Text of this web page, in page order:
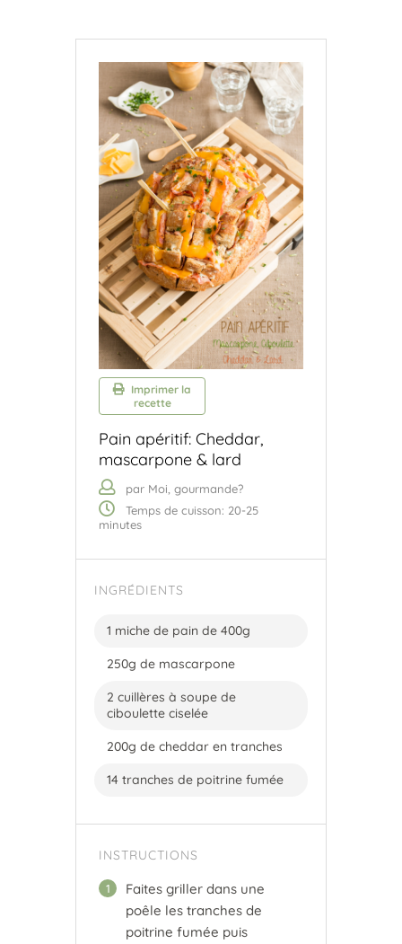
Imprimer la
recette
Pain apéritif: Cheddar,
mascarpone & lard
par Moi, gourmande?
Temps de cuisson: 20-25
minutes
INGRÉDIENTS
1 miche de pain de 400g
250g de mascarpone
2 cuillères à soupe de
ciboulette ciselée
200g de cheddar en tranches
14 tranches de poitrine fumée
INSTRUCTIONS
1
Faites griller dans une
poêle les tranches de
poitrine fumée puis